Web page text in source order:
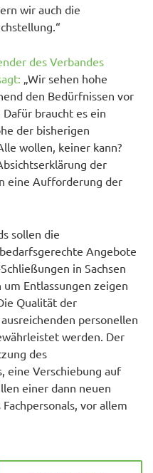
wir auch die
des Verbandes
„Wir sehen hohe
den Bedürfnissen vor
braucht es ein
der bisherigen
wollen, keiner kann?
der
eine Aufforderung der
sollen die
Angebote
in Sachsen
Entlassungen zeigen
Qualität der
personellen
werden. Der
des
eine Verschiebung auf
einer dann neuen
vor allem